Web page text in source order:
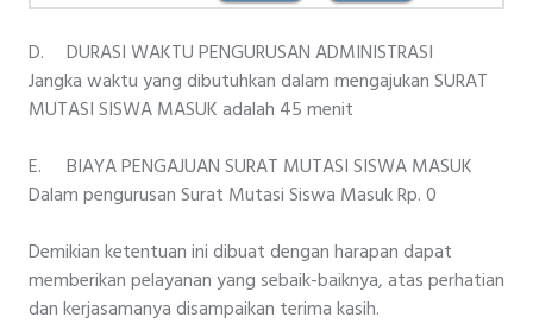
D.
DURASI WAKTU PENGURUSAN ADMINISTRASI
Jangka waktu yang dibutuhkan dalam mengajukan SURAT
MUTASI SISWA MASUK adalah 45 menit
E.
BIAYA PENGAJUAN SURAT MUTASI SISWA MASUK
Dalam pengurusan Surat Mutasi Siswa Masuk Rp. 0
Demikian ketentuan ini dibuat dengan harapan dapat
memberikan pelayanan yang sebaik-baiknya, atas perhatian
dan kerjasamanya disampaikan terima kasih.